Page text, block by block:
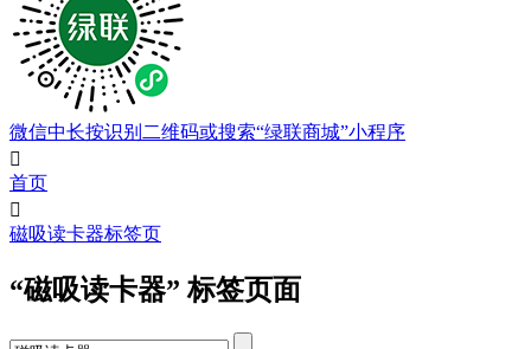
微信中长按识别二维码或搜索“绿联商城”小程序

首页

磁吸读卡器标签页
“磁吸读卡器” 标签页面